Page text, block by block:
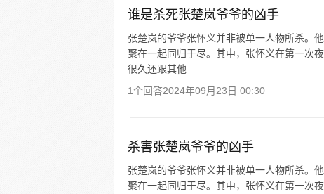
谁是杀死张楚岚爷爷的凶手
张楚岚的爷爷张怀义并非被单一人物所杀。
聚在一起同归于尽。其中，张怀义在第一次
很久还跟其他...
1个回答2024年09月23日 00:30
杀害张楚岚爷爷的凶手
张楚岚的爷爷张怀义并非被单一人物所杀。
聚在一起同归于尽。其中，张怀义在第一次